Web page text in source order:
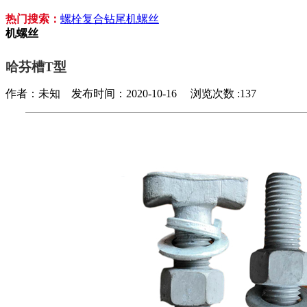
热门搜索： 螺栓复合钻尾机螺丝
机螺丝
哈芬槽T型
作者：未知 发布时间：2020-10-16 浏览次数 :137